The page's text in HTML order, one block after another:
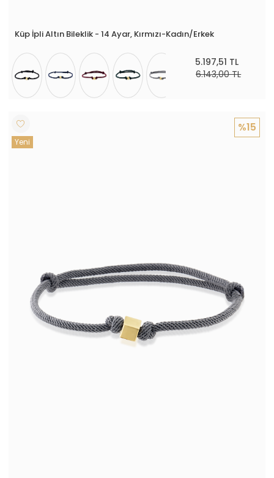
Küp İpli Altın Bileklik - 14 Ayar, Kırmızı-Kadın/Erkek
5.197,51 TL
6.143,00 TL
%15
Yeni